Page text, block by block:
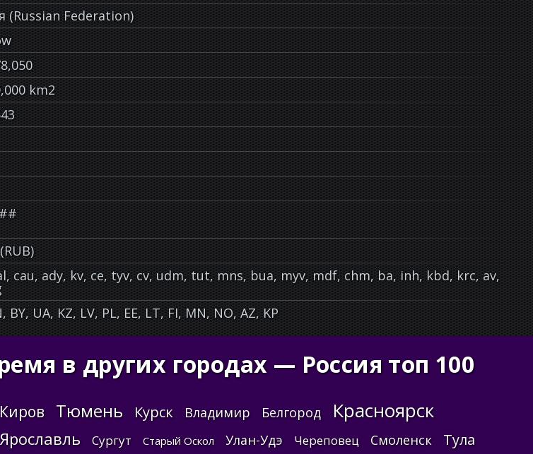
(Russian Federation)
km2
cau, ady, kv, ce, tyv, cv, udm, tut, mns, bua, myv, mdf, chm, ba, inh, kbd, krc, av,
BY, UA, KZ, LV, PL, EE, LT, FI, MN, NO, AZ, KP
в других городах — Россия топ 100
Киров Тюмень Курск Владимир Белгород Красноярск
Ярославль Сургут Старый Оскол Улан-Удэ Череповец Смоленск Тула